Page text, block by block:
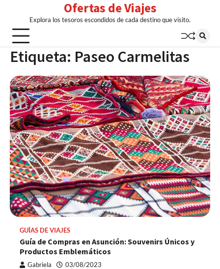
content
Ofertas de Viajes
Explora los tesoros escondidos de cada destino que visito.
Etiqueta: Paseo Carmelitas
GUÍAS DE VIAJES
Guía de Compras en Asunción: Souvenirs Únicos y
Productos Emblemáticos
Gabriela 03/08/2023